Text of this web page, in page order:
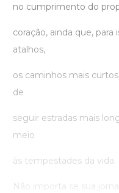
no cumprimento do
coração, ainda que,
atalhos,
os caminhos mais
de
seguir estradas mais
meio
às tempestades da vida.
Não importa se sua